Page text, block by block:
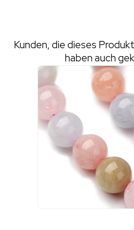
Kunden, die dieses
haben auch